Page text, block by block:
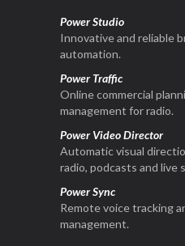
Power Studio
Innovative and reliable
automation.
Power Traffic
Online commercial
management for radio.
Power Video Director
Automatic visual
radio, podcasts and live
Power Sync
Remote voice tracking
management.